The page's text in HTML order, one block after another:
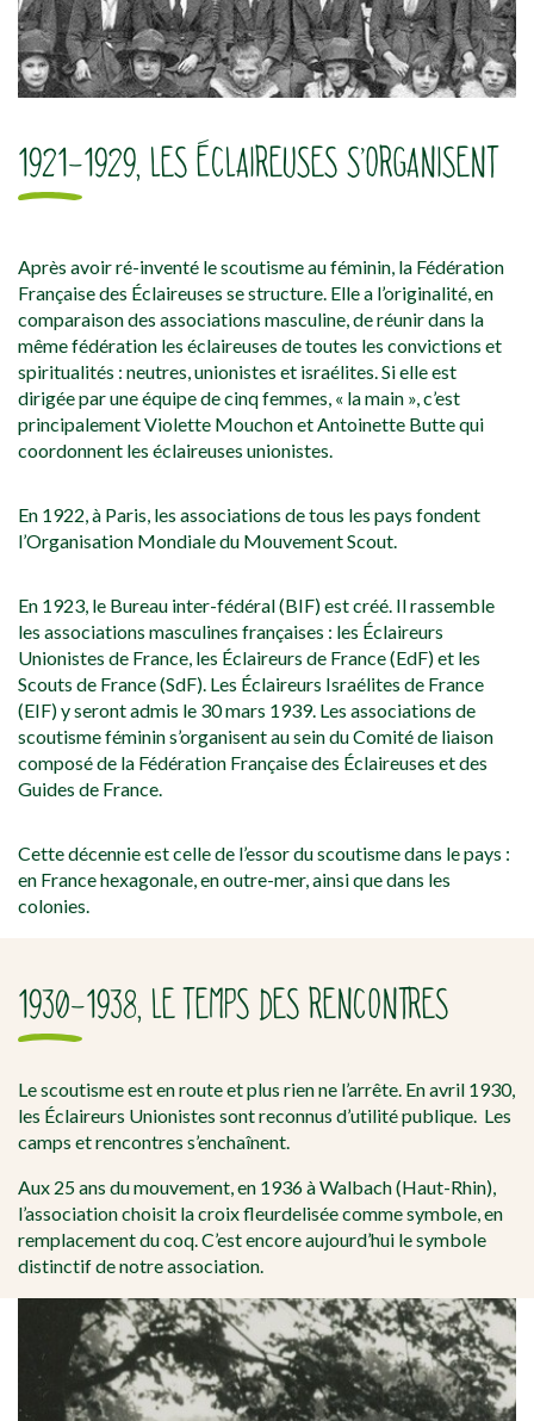
1921-1929, LES ÉCLAIREUSES S’ORGANISENT
Après avoir ré-inventé le scoutisme au féminin, la Fédération
Française des Éclaireuses se structure. Elle a l’originalité, en
comparaison des associations masculine, de réunir dans la
même fédération les éclaireuses de toutes les convictions et
spiritualités : neutres, unionistes et israélites. Si elle est
dirigée par une équipe de cinq femmes, « la main », c’est
principalement Violette Mouchon et Antoinette Butte qui
coordonnent les éclaireuses unionistes.
En 1922, à Paris, les associations de tous les pays fondent
l’Organisation Mondiale du Mouvement Scout.
En 1923, le Bureau inter-fédéral (BIF) est créé. Il rassemble
les associations masculines françaises : les Éclaireurs
Unionistes de France, les Éclaireurs de France (EdF) et les
Scouts de France (SdF). Les Éclaireurs Israélites de France
(EIF) y seront admis le 30 mars 1939. Les associations de
scoutisme féminin s’organisent au sein du Comité de liaison
composé de la Fédération Française des Éclaireuses et des
Guides de France.
Cette décennie est celle de l’essor du scoutisme dans le pays :
en France hexagonale, en outre-mer, ainsi que dans les
colonies.
1930-1938, LE TEMPS DES RENCONTRES
Le scoutisme est en route et plus rien ne l’arrête. En avril 1930,
les Éclaireurs Unionistes sont reconnus d’utilité publique. Les
camps et rencontres s’enchaînent.
Aux 25 ans du mouvement, en 1936 à Walbach (Haut-Rhin),
l’association choisit la croix fleurdelisée comme symbole, en
remplacement du coq. C’est encore aujourd’hui le symbole
distinctif de notre association.